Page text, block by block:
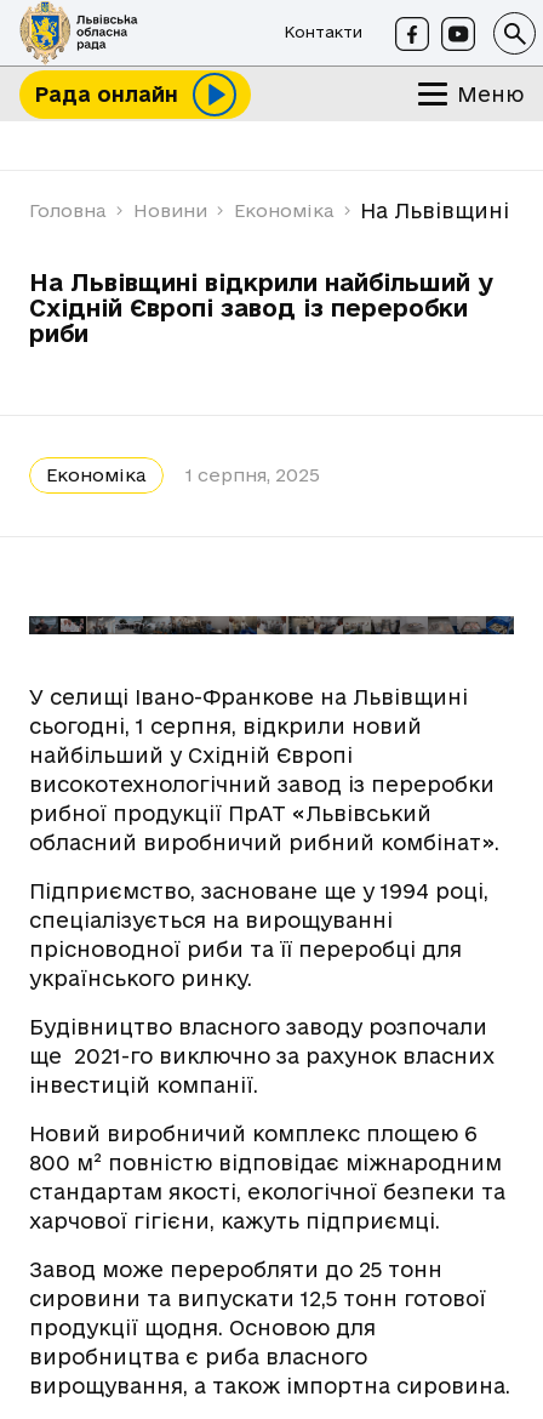
Контакти
Рада онлайн Меню
Головна Новини Економіка На Львівщині
На Львівщині відкрили найбільший у
Східній Європі завод із переробки
риби
Економіка 1 серпня, 2025
У селищі Івано-Франкове на Львівщині
сьогодні, 1 серпня, відкрили новий
найбільший у Східній Європі
високотехнологічний завод із переробки
рибної продукції ПрАТ «Львівський
обласний виробничий рибний комбінат».
Підприємство, засноване ще у 1994 році,
спеціалізується на вирощуванні
прісноводної риби та її переробці для
українського ринку.
Будівництво власного заводу розпочали
ще 2021-го виключно за рахунок власних
інвестицій компанії.
Новий виробничий комплекс площею 6
800 м² повністю відповідає міжнародним
стандартам якості, екологічної безпеки та
харчової гігієни, кажуть підприємці.
Завод може переробляти до 25 тонн
сировини та випускати 12,5 тонн готової
продукції щодня. Основою для
виробництва є риба власного
вирощування, а також імпортна сировина.